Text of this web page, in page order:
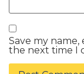
Save my
the next time I